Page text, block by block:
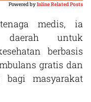
Powered byInline Related Posts
medis, ia
daerah untuk
berbasis
gratis dan
bagi masyarakat